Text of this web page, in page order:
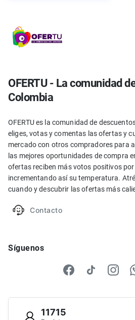
OFERTU - La comunidad
Colombia
OFERTU es la comunidad de
eliges, votas y comentas las ofertas y
mercado con otros compradores para
las mejores oportunidades de compra
ofertas reciben más votos positivos
incrementando así su temperatura.
cuando y descubrir las ofertas más
Contacto
Síguenos
11715